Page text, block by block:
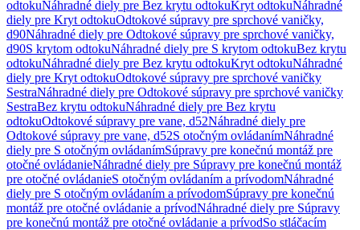
odtokuNáhradné diely pre Bez krytu odtokuKryt odtokuNáhradné
diely pre Kryt odtokuOdtokové súpravy pre sprchové vaničky,
d90Náhradné diely pre Odtokové súpravy pre sprchové vaničky,
d90S krytom odtokuNáhradné diely pre S krytom odtokuBez krytu
odtokuNáhradné diely pre Bez krytu odtokuKryt odtokuNáhradné
diely pre Kryt odtokuOdtokové súpravy pre sprchové vaničky
SestraNáhradné diely pre Odtokové súpravy pre sprchové vaničky
SestraBez krytu odtokuNáhradné diely pre Bez krytu
odtokuOdtokové súpravy pre vane, d52Náhradné diely pre
Odtokové súpravy pre vane, d52S otočným ovládanímNáhradné
diely pre S otočným ovládanímSúpravy pre konečnú montáž pre
otočné ovládanieNáhradné diely pre Súpravy pre konečnú montáž
pre otočné ovládanieS otočným ovládaním a prívodomNáhradné
diely pre S otočným ovládaním a prívodomSúpravy pre konečnú
montáž pre otočné ovládanie a prívodNáhradné diely pre Súpravy
pre konečnú montáž pre otočné ovládanie a prívodSo stláčacím